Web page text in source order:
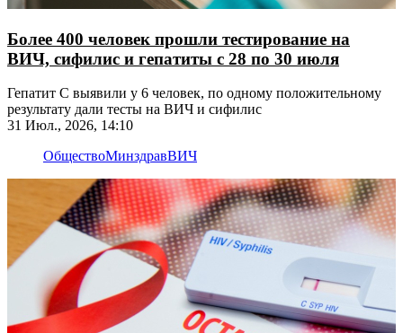
Более 400 человек прошли тестирование на
ВИЧ, сифилис и гепатиты с 28 по 30 июля
Гепатит C выявили у 6 человек, по одному положительному
результату дали тесты на ВИЧ и сифилис
31 Июл., 2026, 14:10
ОбществоМинздравВИЧ